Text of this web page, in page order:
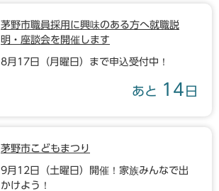
茅野市職員採用に興味のある方へ就職説
明・座談会を開催します
8月17日（月曜日）まで申込受付中！
あと 14 日
茅野市こどもまつり
9月12日（土曜日）開催！家族みんなで出
かけよう！